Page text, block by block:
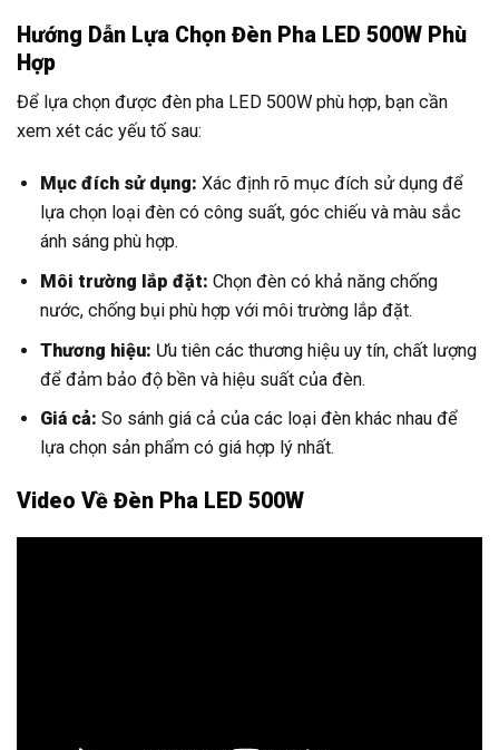
Hướng Dẫn Lựa Chọn Đèn Pha LED 500W Phù
Hợp
Để lựa chọn được đèn pha LED 500W phù hợp, bạn cần
xem xét các yếu tố sau:
Mục đích sử dụng: Xác định rõ mục đích sử dụng để
lựa chọn loại đèn có công suất, góc chiếu và màu sắc
ánh sáng phù hợp.
Môi trường lắp đặt: Chọn đèn có khả năng chống
nước, chống bụi phù hợp với môi trường lắp đặt.
Thương hiệu: Ưu tiên các thương hiệu uy tín, chất lượng
để đảm bảo độ bền và hiệu suất của đèn.
Giá cả: So sánh giá cả của các loại đèn khác nhau để
lựa chọn sản phẩm có giá hợp lý nhất.
Video Về Đèn Pha LED 500W